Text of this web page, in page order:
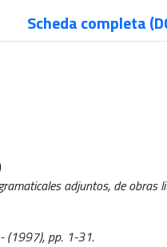
Scheda completa
adjuntos, de obras
- (1997), pp. 1-31.